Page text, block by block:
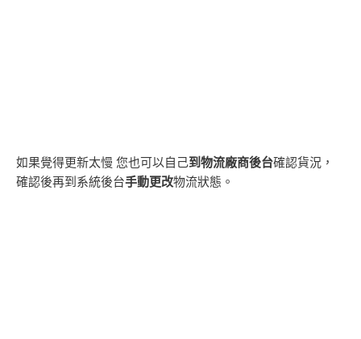
如果覺得更新太慢 您也可以自己到物流廠商後台確認貨況，
確認後再到系統後台手動更改物流狀態。